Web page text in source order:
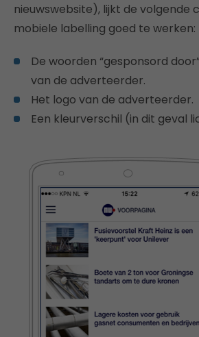
nieuwswebsite), lijkt de volgende
mobiele labelling goed te werken:
De woorden “gesponsord
van de adverteerder.
Het logo van de adverteerder.
Een kleurverschil (in dit geval